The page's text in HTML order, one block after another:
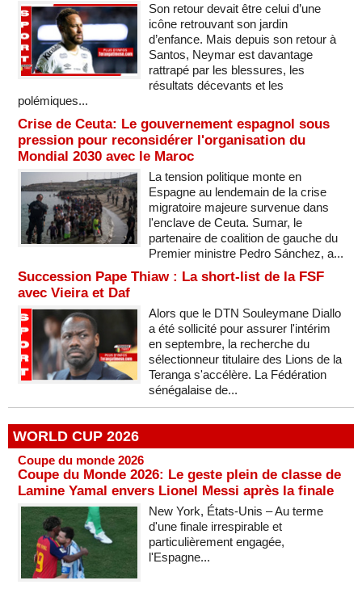
Son retour devait être celui d’une
icône retrouvant son jardin
d’enfance. Mais depuis son retour à
Santos, Neymar est davantage
rattrapé par les blessures, les
résultats décevants et les
polémiques...
Crise de Ceuta: Le gouvernement espagnol sous
pression pour reconsidérer l'organisation du
Mondial 2030 avec le Maroc
La tension politique monte en
Espagne au lendemain de la crise
migratoire majeure survenue dans
l'enclave de Ceuta. Sumar, le
partenaire de coalition de gauche du
Premier ministre Pedro Sánchez, a...
Succession Pape Thiaw : La short-list de la FSF
avec Vieira et Daf
Alors que le DTN Souleymane Diallo
a été sollicité pour assurer l'intérim
en septembre, la recherche du
sélectionneur titulaire des Lions de la
Teranga s'accélère. La Fédération
sénégalaise de...
WORLD CUP 2026
Coupe du monde 2026
Coupe du Monde 2026: Le geste plein de classe de
Lamine Yamal envers Lionel Messi après la finale
New York, États-Unis – Au terme
d'une finale irrespirable et
particulièrement engagée,
l'Espagne...